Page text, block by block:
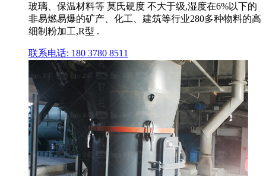
玻璃、保温材料等 莫氏硬度 不大于级,湿度在6%以下的
非易燃易爆的矿产、化工、建筑等行业280多种物料的高
细制粉加工,R型 .
联系电话: 180 3780 8511